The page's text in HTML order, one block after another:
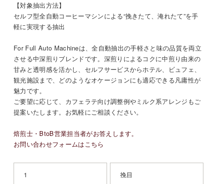
【対象抽出方法】
セルフ型全自動コーヒーマシンによる“挽きたて、淹れたて”を手
軽に実現する抽出
For Full Auto Machineは、全自動抽出の手軽さと味の品質を両立
させる中深煎りブレンドです。深煎りによるコクに中煎り由来の
甘みと透明感を活かし、セルフサービスからホテル、ビュフェ、
観光施設まで、どのようなオケージョンにも適応できる凡庸性が
魅力です。
ご要望に応じて、カフェラテ向け調整例やミルク系アレンジもご
提案いたします。お気軽にご相談ください。
焙煎士・BtoB営業担当者がお答えします。
お問い合わせフォームはこちら